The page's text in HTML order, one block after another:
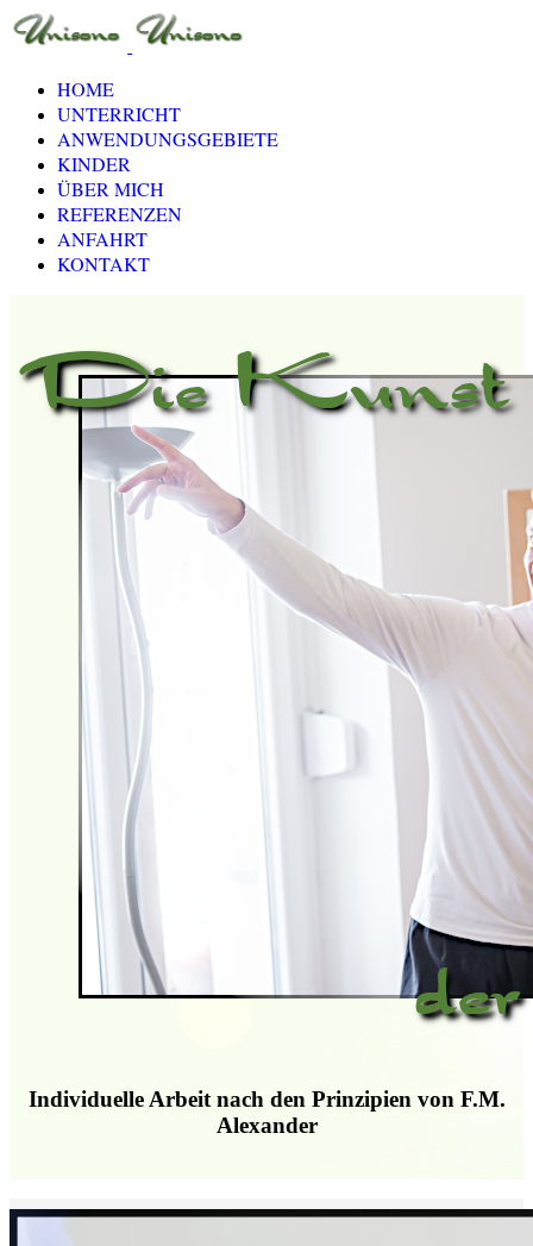
HOME
UNTERRICHT
ANWENDUNGSGEBIETE
KINDER
ÜBER MICH
REFERENZEN
ANFAHRT
KONTAKT
Individuelle Arbeit nach den Prinzipien von F.M.
Alexander